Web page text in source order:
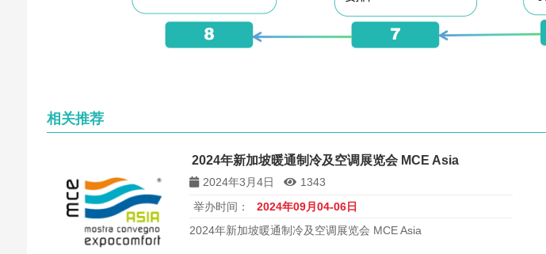
相关推荐
2024年新加坡暖通制冷及空调展览会 MCE Asia
2024年3月4日
1343
举办时间：
2024年09月04-06日
2024年新加坡暖通制冷及空调展览会 MCE Asia